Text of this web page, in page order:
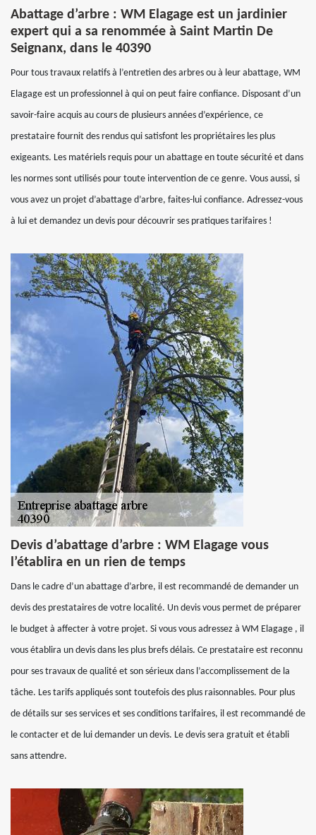
Abattage d’arbre : WM Elagage est un jardinier
expert qui a sa renommée à Saint Martin De
Seignanx, dans le 40390
Pour tous travaux relatifs à l’entretien des arbres ou à leur abattage, WM
Elagage est un professionnel à qui on peut faire confiance. Disposant d’un
savoir-faire acquis au cours de plusieurs années d’expérience, ce
prestataire fournit des rendus qui satisfont les propriétaires les plus
exigeants. Les matériels requis pour un abattage en toute sécurité et dans
les normes sont utilisés pour toute intervention de ce genre. Vous aussi, si
vous avez un projet d’abattage d’arbre, faites-lui confiance. Adressez-vous
à lui et demandez un devis pour découvrir ses pratiques tarifaires !
Devis d’abattage d’arbre : WM Elagage vous
l’établira en un rien de temps
Dans le cadre d’un abattage d’arbre, il est recommandé de demander un
devis des prestataires de votre localité. Un devis vous permet de préparer
le budget à affecter à votre projet. Si vous vous adressez à WM Elagage , il
vous établira un devis dans les plus brefs délais. Ce prestataire est reconnu
pour ses travaux de qualité et son sérieux dans l’accomplissement de la
tâche. Les tarifs appliqués sont toutefois des plus raisonnables. Pour plus
de détails sur ses services et ses conditions tarifaires, il est recommandé de
le contacter et de lui demander un devis. Le devis sera gratuit et établi
sans attendre.